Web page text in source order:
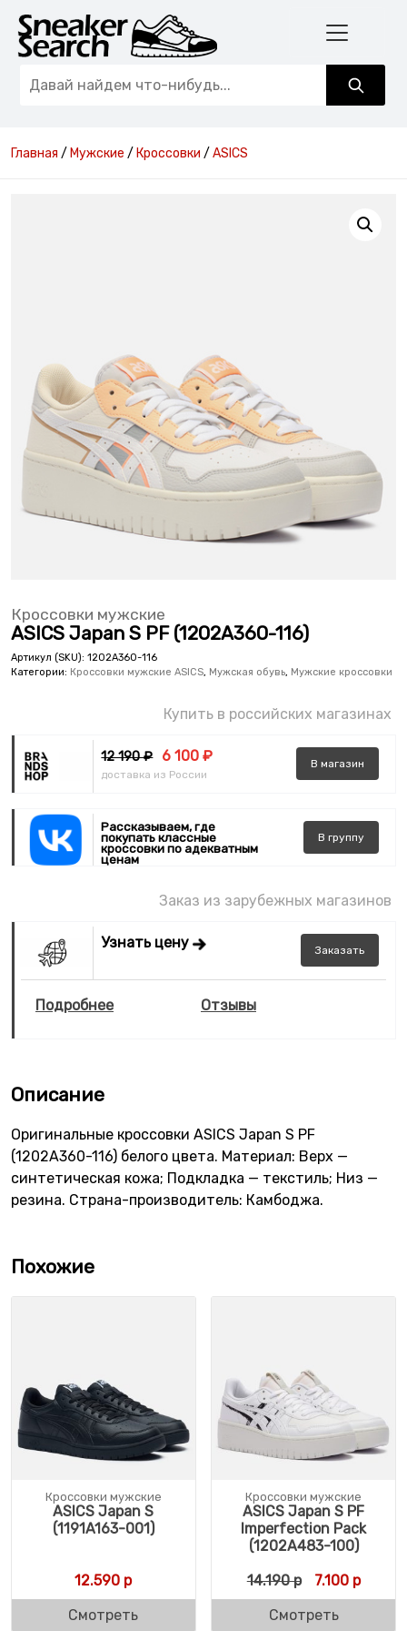
Главная / Мужские / Кроссовки / ASICS
Кроссовки мужские
ASICS Japan S PF (1202A360-116)
Артикул (SKU): 1202A360-116
Категории: Кроссовки мужские ASICS, Мужская обувь, Мужские кроссовки
Купить в российских магазинах
12 190 ₽ 6 100 ₽
доставка из России
В магазин
Рассказываем, где
покупать классные
кроссовки по адекватным
ценам
В группу
Заказ из зарубежных магазинов
Узнать цену Заказать
Подробнее Отзывы
Описание
Оригинальные кроссовки ASICS Japan S PF
(1202A360-116) белого цвета. Материал: Верх —
синтетическая кожа; Подкладка — текстиль; Низ —
резина. Страна-производитель: Камбоджа.
Похожие
Кроссовки мужские
ASICS Japan S
(1191A163-001)
12.590 р
Смотреть
Кроссовки мужские
ASICS Japan S PF
Imperfection Pack
(1202A483-100)
14.190р 7.100р
Смотреть